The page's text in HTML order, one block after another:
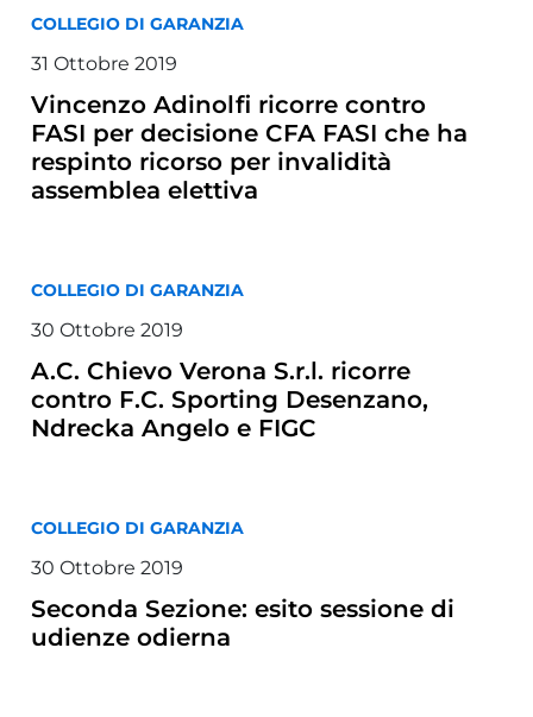
COLLEGIO DI GARANZIA
31 Ottobre 2019
Vincenzo Adinolfi ricorre contro
FASI per decisione CFA FASI che ha
respinto ricorso per invalidità
assemblea elettiva
COLLEGIO DI GARANZIA
30 Ottobre 2019
A.C. Chievo Verona S.r.l. ricorre
contro F.C. Sporting Desenzano,
Ndrecka Angelo e FIGC
COLLEGIO DI GARANZIA
30 Ottobre 2019
Seconda Sezione: esito sessione di
udienze odierna